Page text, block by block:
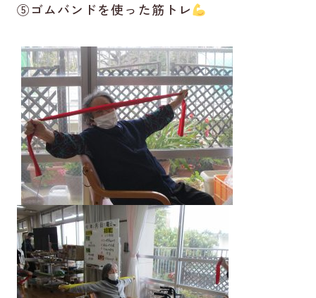
⑤ゴムバンドを使った筋トレ